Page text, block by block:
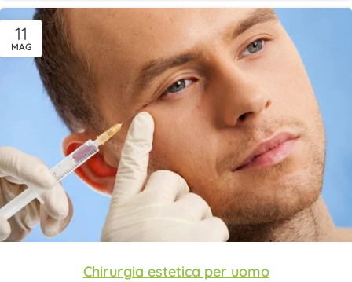
11
MAG
Chirurgia estetica per uomo